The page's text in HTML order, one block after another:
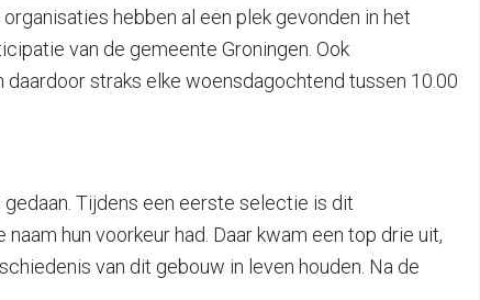
hebben al een plek gevonden in het
van de gemeente Groningen. Ook
straks elke woensdagochtend tussen 10.00
Tijdens een eerste selectie is dit
hun voorkeur had. Daar kwam een top drie uit,
van dit gebouw in leven houden. Na de